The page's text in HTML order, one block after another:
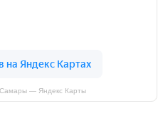
Самары — Яндекс Карты